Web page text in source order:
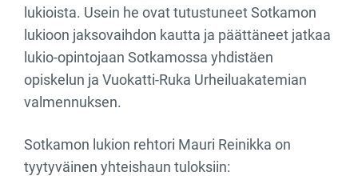
lukioista. Usein he ovat tutustuneet Sotkamon
lukioon jaksovaihdon kautta ja päättäneet jatkaa
lukio-opintojaan Sotkamossa yhdistäen
opiskelun ja Vuokatti-Ruka Urheiluakatemian
valmennuksen.
Sotkamon lukion rehtori Mauri Reinikka on
tyytyväinen yhteishaun tuloksiin: